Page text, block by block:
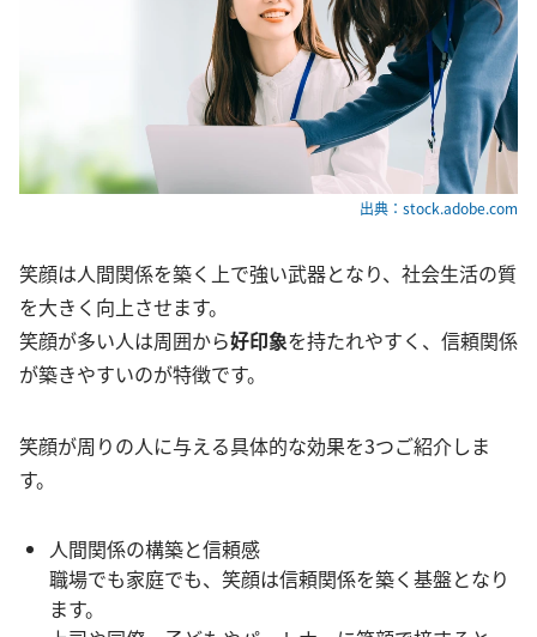
出典：stock.adobe.com
笑顔は人間関係を築く上で強い武器となり、社会生活の質
を大きく向上させます。
笑顔が多い人は周囲から好印象を持たれやすく、信頼関係
が築きやすいのが特徴です。
笑顔が周りの人に与える具体的な効果を3つご紹介しま
す。
人間関係の構築と信頼感
職場でも家庭でも、笑顔は信頼関係を築く基盤となり
ます。